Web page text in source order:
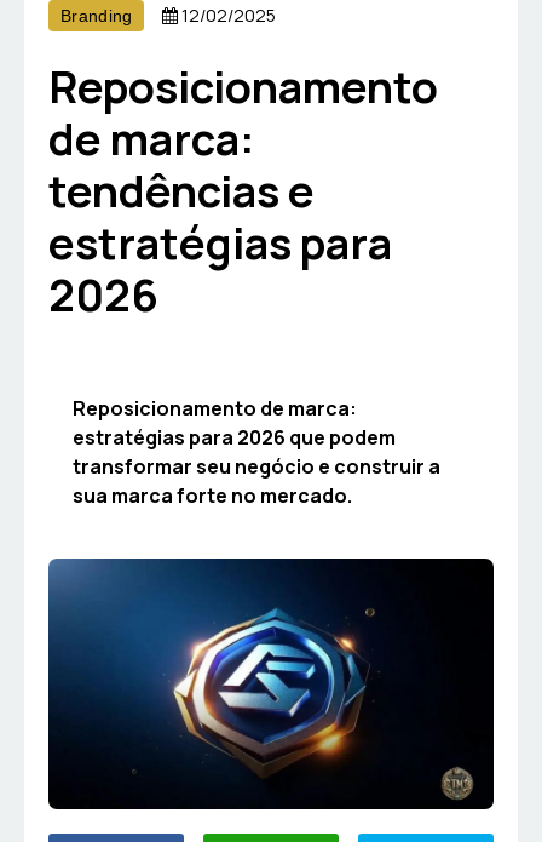
Branding 12/02/2025
Reposicionamento
de marca:
tendências e
estratégias para
2026
Reposicionamento de marca:
estratégias para 2026 que podem
transformar seu negócio e construir a
sua marca forte no mercado.